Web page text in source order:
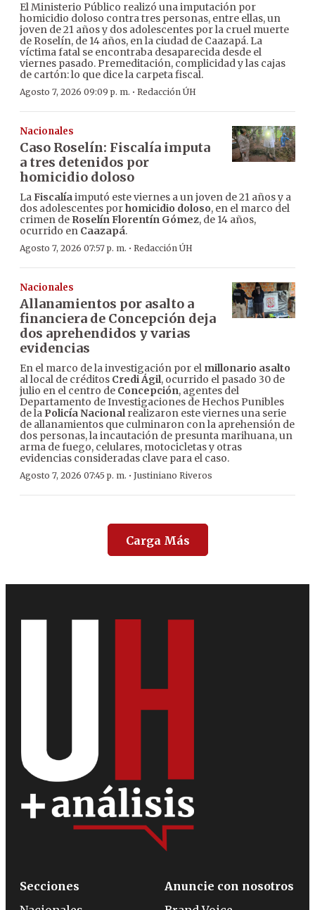
El Ministerio Público realizó una imputación por
homicidio doloso contra tres personas, entre ellas, un
joven de 21 años y dos adolescentes por la cruel muerte
de Roselín, de 14 años, en la ciudad de Caazapá. La
víctima fatal se encontraba desaparecida desde el
viernes pasado. Premeditación, complicidad y las cajas
de cartón: lo que dice la carpeta fiscal.
Agosto 7, 2026 09:09 p. m. · Redacción ÚH
Nacionales
Caso Roselín: Fiscalía imputa
a tres detenidos por
homicidio doloso
LaFiscalíaimputó este viernes a un joven de 21 años y a
dos adolescentes porhomicidio doloso, en el marco del
crimen de Roselín Florentín Gómez, de 14 años,
ocurrido en Caazapá.
Agosto 7, 2026 07:57 p. m. · Redacción ÚH
Nacionales
Allanamientos por asalto a
financiera de Concepción deja
dos aprehendidos y varias
evidencias
En el marco de la investigación por el millonario asalto
al local de créditos Credi Ágil, ocurrido el pasado 30 de
julio en el centro de Concepción, agentes del
Departamento de Investigaciones de Hechos Punibles
de la Policía Nacionalrealizaron este viernes una serie
de allanamientos que culminaron con la aprehensión de
dos personas, la incautación de presunta marihuana, un
arma de fuego, celulares, motocicletas y otras
evidencias consideradas clave para el caso.
Agosto 7, 2026 07:45 p. m. · Justiniano Riveros
Carga Más
Secciones
Anuncie con nosotros